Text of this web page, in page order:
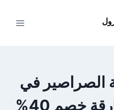
الصراصير في
خصم 40%